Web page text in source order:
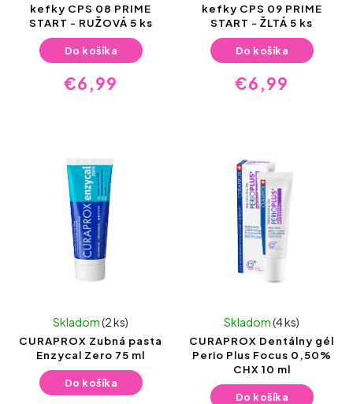
kefky CPS 08 PRIME
START - RUŽOVÁ 5 ks
€6,99
Do košíka
kefky CPS 09 PRIME
START - ŽLTÁ 5 ks
€6,99
Do košíka
CURAPROX Zubná pasta
Enzycal Zero 75 ml
Skladom(2 ks)
Do košíka
CURAPROX Dentálny gél
Perio Plus Focus 0,50%
CHX 10 ml
Skladom(4 ks)
Do košíka